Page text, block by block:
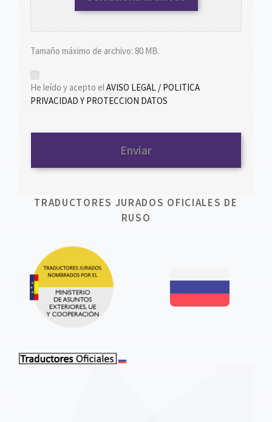
Tamaño máximo de archivo: 80 MB.
He leído y acepto elAVISO LEGAL / POLITICA
PRIVACIDAD Y PROTECCION DATOS
TRADUCTORES JURADOS OFICIALES DE
RUSO